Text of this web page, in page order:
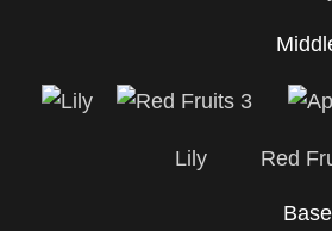
Lily Red